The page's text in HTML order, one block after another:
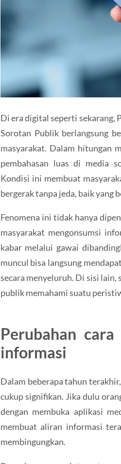
Di era digital seperti sekarang,
Sorotan Publik berlangsung
masyarakat. Dalam hitungan
pembahasan luas di media
Kondisi ini membuat
bergerak tanpa jeda, baik yang
Fenomena ini tidak hanya
masyarakat mengonsumsi
kabar melalui gawai
muncul bisa langsung
secara menyeluruh. Di sisi
publik memahami suatu
Perubahan
informasi
Dalam beberapa tahun
cukup signifikan. Jika dulu
dengan membuka aplikasi
membuat aliran informasi
membingungkan.